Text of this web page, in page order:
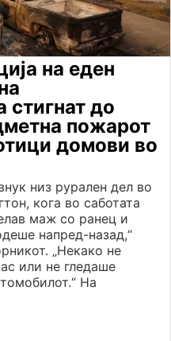
на еден
стигнат до
пожарот
домови во
низ рурален дел во
кога во саботата
маж со ранец и
напред-назад,“
„Некако не
или не гледаше
На